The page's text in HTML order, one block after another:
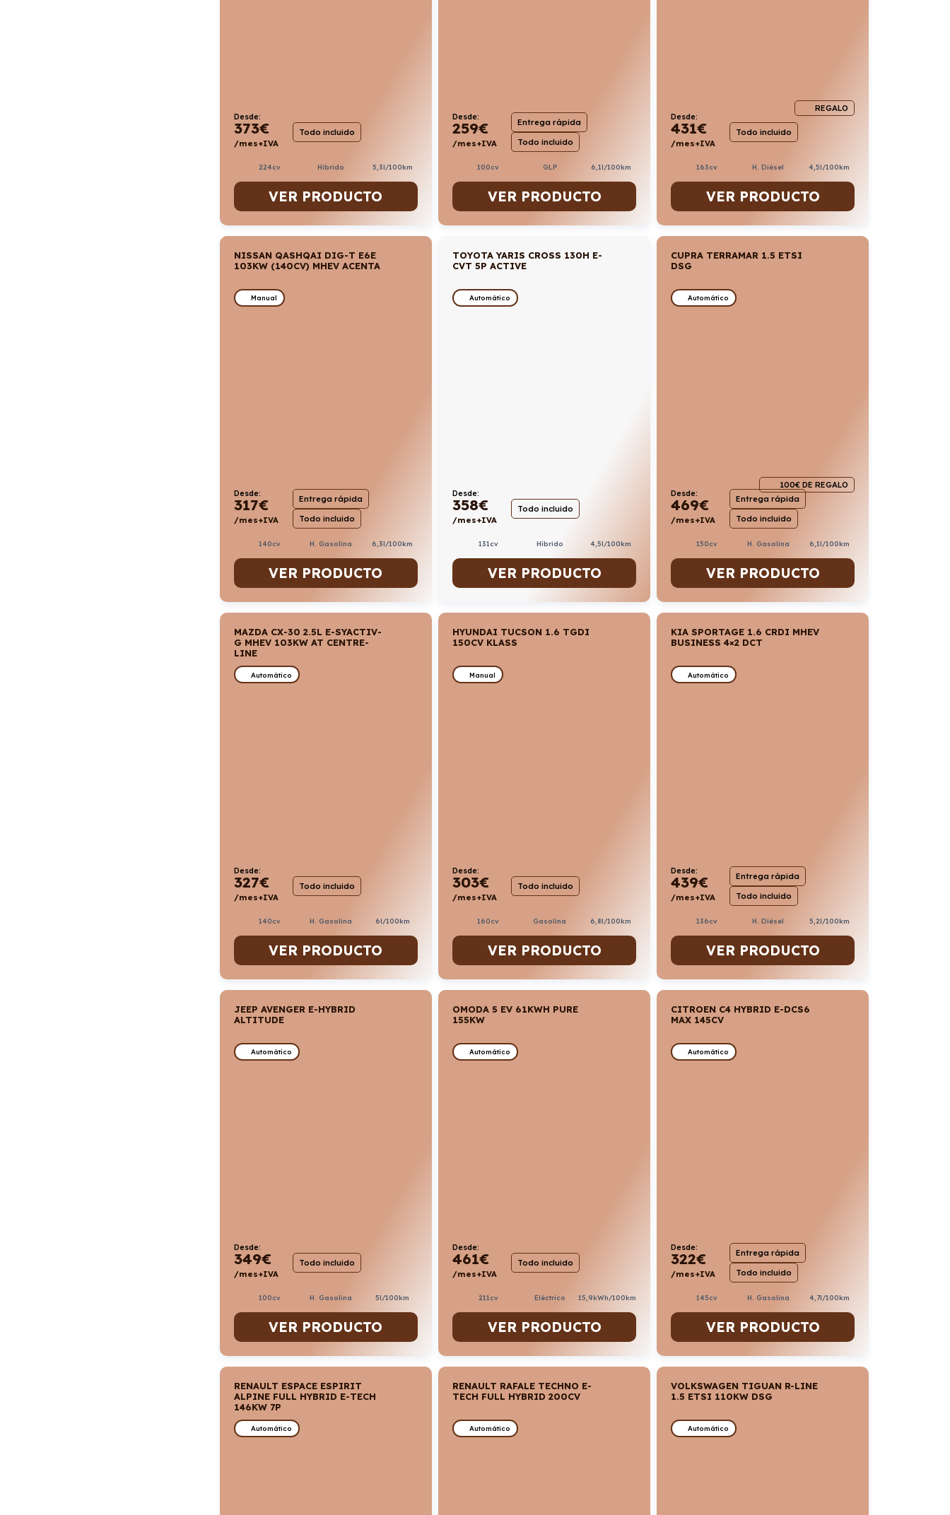
Desde:
373€
/mes+IVA
Todo incluido
224cv Híbrido 5,3l/100km
VER PRODUCTO
Desde:
259€
/mes+IVA
Entrega rápida
Todo incluido
100cv GLP 6,1l/100km
VER PRODUCTO
REGALO
Desde:
431€
/mes+IVA
Todo incluido
163cv H. Diésel 4,5l/100km
VER PRODUCTO
NISSAN QASHQAI DIG-T E6E
103KW (140CV) MHEV ACENTA
Manual
Desde:
317€
/mes+IVA
Entrega rápida
Todo incluido
140cv H. Gasolina 6,3l/100km
VER PRODUCTO
TOYOTA YARIS CROSS 130H E-
CVT 5P ACTIVE
Automático
Desde:
358€
/mes+IVA
Todo incluido
131cv Híbrido 4,5l/100km
VER PRODUCTO
CUPRA TERRAMAR 1.5 ETSI
DSG
Automático
100€ DE REGALO
Desde:
469€
/mes+IVA
Entrega rápida
Todo incluido
150cv H. Gasolina 6,1l/100km
VER PRODUCTO
MAZDA CX-30 2.5L E-SYACTIV-
G MHEV 103KW AT CENTRE-
LINE
Automático
Desde:
327€
/mes+IVA
Todo incluido
140cv H. Gasolina 6l/100km
VER PRODUCTO
HYUNDAI TUCSON 1.6 TGDI
150CV KLASS
Manual
Desde:
303€
/mes+IVA
Todo incluido
160cv Gasolina 6,8l/100km
VER PRODUCTO
KIA SPORTAGE 1.6 CRDI MHEV
BUSINESS 4×2 DCT
Automático
Desde:
439€
/mes+IVA
Entrega rápida
Todo incluido
136cv H. Diésel 5,2l/100km
VER PRODUCTO
JEEP AVENGER E-HYBRID
ALTITUDE
Automático
Desde:
349€
/mes+IVA
Todo incluido
100cv H. Gasolina 5l/100km
VER PRODUCTO
OMODA 5 EV 61KWH PURE
155KW
Automático
Desde:
461€
/mes+IVA
Todo incluido
211cv Eléctrico 15,9kWh/100km
VER PRODUCTO
CITROEN C4 HYBRID E-DCS6
MAX 145CV
Automático
Desde:
322€
/mes+IVA
Entrega rápida
Todo incluido
145cv H. Gasolina 4,7l/100km
VER PRODUCTO
RENAULT ESPACE ESPIRIT
ALPINE FULL HYBRID E-TECH
146KW 7P
Automático
RENAULT RAFALE TECHNO E-
TECH FULL HYBRID 200CV
Automático
VOLKSWAGEN TIGUAN R-LINE
1.5 ETSI 110KW DSG
Automático